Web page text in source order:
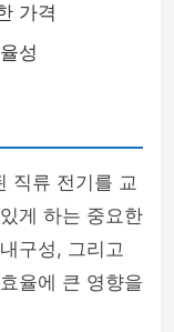
가격
성
직류 전기를 교
게 하는 중요한
구성, 그리고
율에 큰 영향을